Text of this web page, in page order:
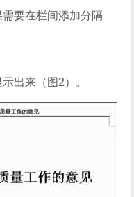
要在栏间添加分隔
来（图2）。